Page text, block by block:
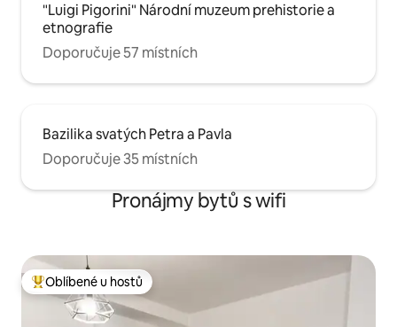
"Luigi Pigorini" Národní muzeum prehistorie a
etnografie
Doporučuje 57 místních
Bazilika svatých Petra a Pavla
Doporučuje 35 místních
Pronájmy bytů s wifi
Nejlepší v kategorii Oblíbené u hostů
Oblíbené u hostů